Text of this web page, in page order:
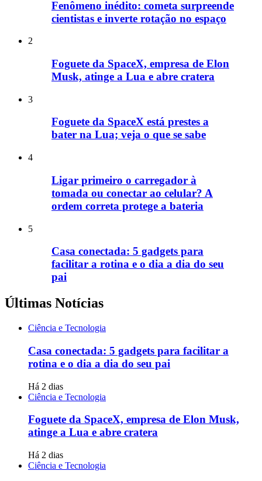
Fenômeno inédito: cometa surpreende
cientistas e inverte rotação no espaço
2
Foguete da SpaceX, empresa de Elon
Musk, atinge a Lua e abre cratera
3
Foguete da SpaceX está prestes a
bater na Lua; veja o que se sabe
4
Ligar primeiro o carregador à
tomada ou conectar ao celular? A
ordem correta protege a bateria
5
Casa conectada: 5 gadgets para
facilitar a rotina e o dia a dia do seu
pai
Últimas Notícias
Ciência e Tecnologia
Casa conectada: 5 gadgets para facilitar a
rotina e o dia a dia do seu pai
Há 2 dias
Ciência e Tecnologia
Foguete da SpaceX, empresa de Elon Musk,
atinge a Lua e abre cratera
Há 2 dias
Ciência e Tecnologia